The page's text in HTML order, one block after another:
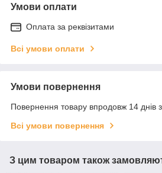
Умови оплати
Оплата за реквізитами
Всі умови оплати
Умови повернення
Повернення товару впродовж 14 днів
Всі умови повернення
З цим товаром також